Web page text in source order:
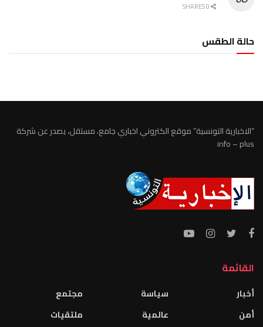
حالة الطقس
“الاخبارية التونسية” موقع الكتروني اخباري جامع، مستقل، يصدر عن شركة
info – plus
القائمة
أخبار
أمن
سياسة
عالمية
مجتمع
ملتقيات